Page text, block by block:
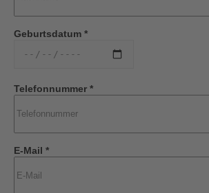
Geburtsdatum *
Telefonnummer *
E-Mail *